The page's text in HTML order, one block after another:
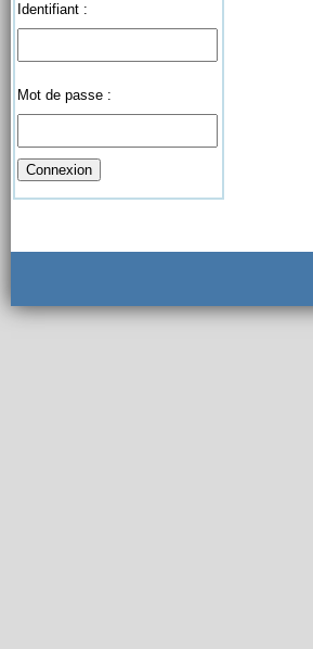
Identifiant :
Mot de passe :